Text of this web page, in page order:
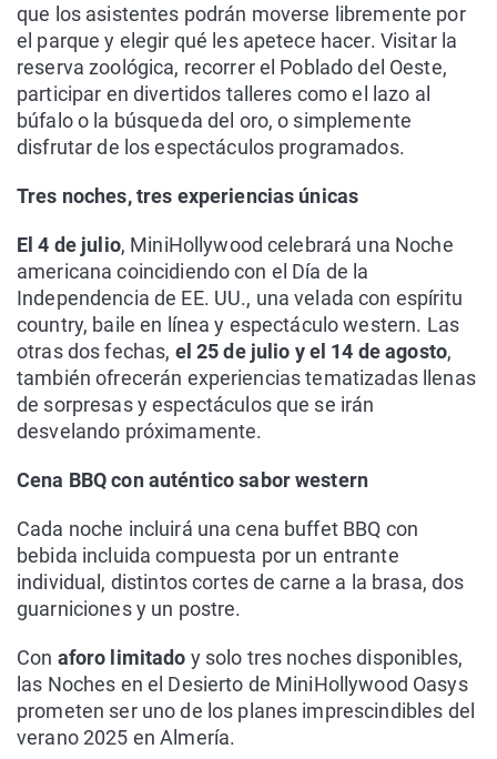
que los asistentes podrán moverse libremente por
el parque y elegir qué les apetece hacer. Visitar la
reserva zoológica, recorrer el Poblado del Oeste,
participar en divertidos talleres como el lazo al
búfalo o la búsqueda del oro, o simplemente
disfrutar de los espectáculos programados.
Tres noches, tres experiencias únicas
El 4 de julio, MiniHollywood celebrará una Noche
americana coincidiendo con el Día de la
Independencia de EE. UU., una velada con espíritu
country, baile en línea y espectáculo western. Las
otras dos fechas, el 25 de julio y el 14 de agosto,
también ofrecerán experiencias tematizadas llenas
de sorpresas y espectáculos que se irán
desvelando próximamente.
Cena BBQ con auténtico sabor western
Cada noche incluirá una cena buffet BBQ con
bebida incluida compuesta por un entrante
individual, distintos cortes de carne a la brasa, dos
guarniciones y un postre.
Con aforo limitado y solo tres noches disponibles,
las Noches en el Desierto de MiniHollywood Oasys
prometen ser uno de los planes imprescindibles del
verano 2025 en Almería.